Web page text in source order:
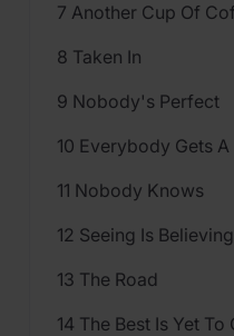
7 Another Cup Of
8 Taken In
9 Nobody's Perfect
10 Everybody Gets
11 Nobody Knows
12 Seeing Is Believing
13 The Road
14 The Best Is Yet To